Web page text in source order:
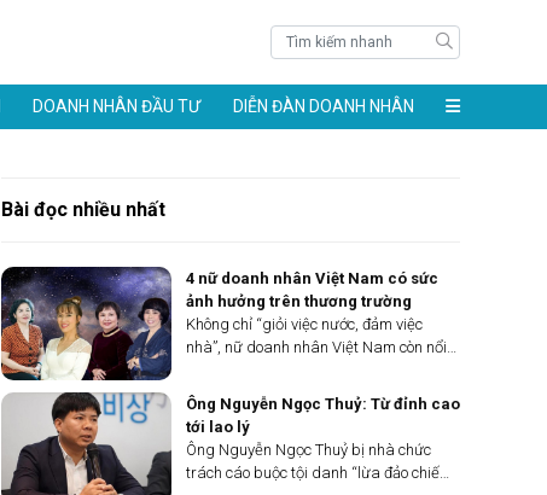
DOANH NHÂN ĐẦU TƯ DIỄN ĐÀN DOANH NHÂN
Bài đọc nhiều nhất
4 nữ doanh nhân Việt Nam có sức
ảnh hưởng trên thương trường
Không chỉ “giỏi việc nước, đảm việc
nhà”, nữ doanh nhân Việt Nam còn nổi
vực kinh doanh, từ công nghệ, tài chính,
thương mại điện tử đến công nghiệp
thực phẩm và thời trang. Nhiều phụ nữ
tài năng đã đặt dấu ấn riêng trong thế
giới doanh nghiệp. Dưới đây là 4 nữ
Ông Nguyễn Ngọc Thuỷ: Từ đỉnh cao
tới lao lý
Ông Nguyễn Ngọc Thuỷ bị nhà chức
trách cáo buộc tội danh “lừa đảo chiếm